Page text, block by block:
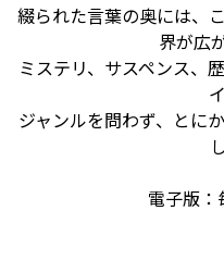
綴られた言葉の奥には、
界が広
ミステリ、サスペンス、
ジャンルを問わず、とに
電子版